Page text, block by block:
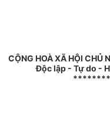
CỘNG HOÀ XÃ HỘI CHỦ
Độc lập - Tự do -
********